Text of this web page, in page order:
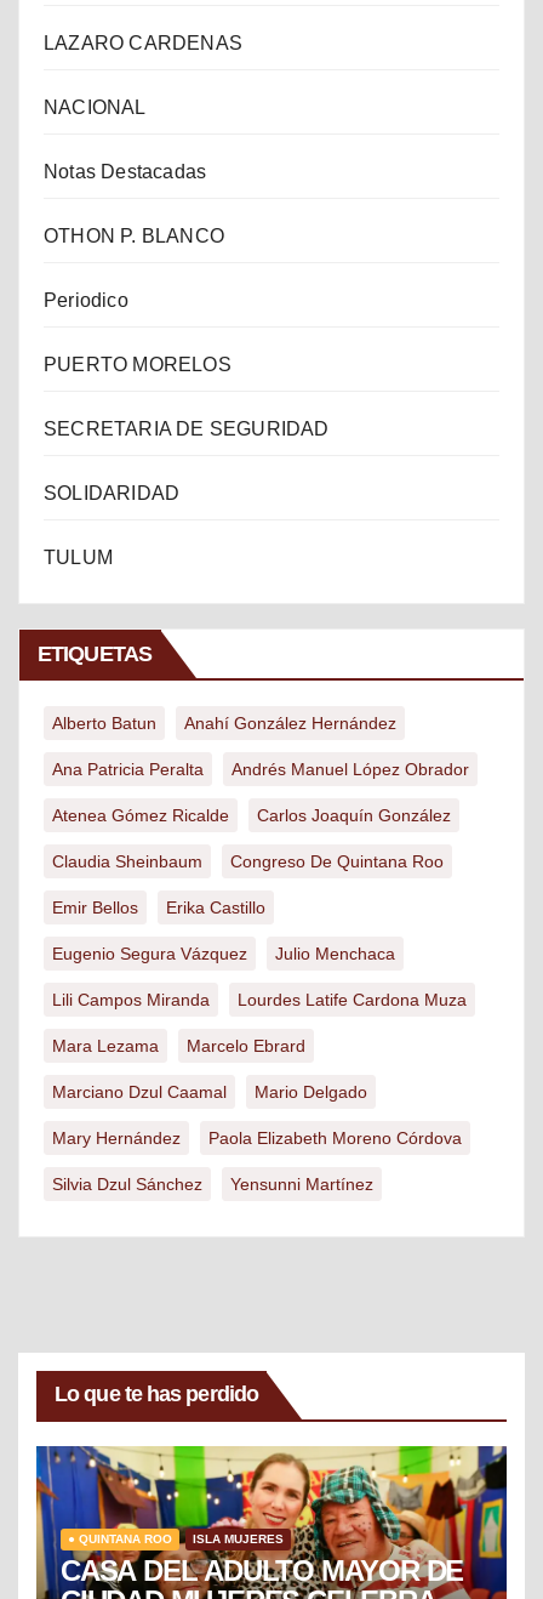
LAZARO CARDENAS
NACIONAL
Notas Destacadas
OTHON P. BLANCO
Periodico
PUERTO MORELOS
SECRETARIA DE SEGURIDAD
SOLIDARIDAD
TULUM
ETIQUETAS
Alberto Batun Anahí González Hernández
Ana Patricia Peralta Andrés Manuel López Obrador
Atenea Gómez Ricalde Carlos Joaquín González
Claudia Sheinbaum Congreso De Quintana Roo
Emir Bellos Erika Castillo
Eugenio Segura Vázquez Julio Menchaca
Lili Campos Miranda Lourdes Latife Cardona Muza
Mara Lezama Marcelo Ebrard
Marciano Dzul Caamal Mario Delgado
Mary Hernández Paola Elizabeth Moreno Córdova
Silvia Dzul Sánchez Yensunni Martínez
Lo que te has perdido
● QUINTANA ROO ISLA MUJERES
CASA DEL ADULTO MAYOR DE